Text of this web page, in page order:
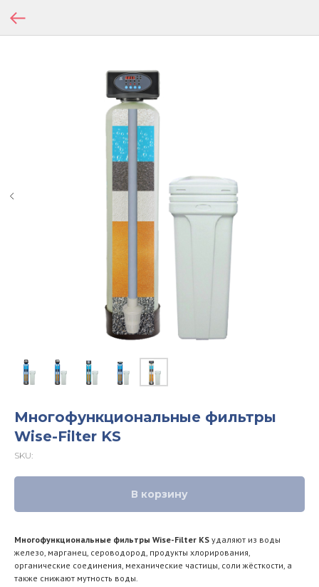
Многофункциональные фильтры
Wise-Filter KS
SKU:
В корзину
Многофункциональные фильтры Wise-Filter KS удаляют из воды
железо, марганец, сероводород, продукты хлорирования,
органические соединения, механические частицы, соли жёсткости, а
также снижают мутность воды.